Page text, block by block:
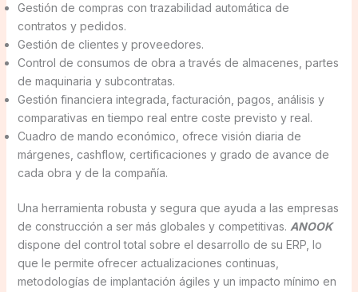
Gestión de compras con trazabilidad automática de
contratos y pedidos.
Gestión de clientes y proveedores.
Control de consumos de obra a través de almacenes, partes
de maquinaria y subcontratas.
Gestión financiera integrada, facturación, pagos, análisis y
comparativas en tiempo real entre coste previsto y real.
Cuadro de mando económico, ofrece visión diaria de
márgenes, cashflow, certificaciones y grado de avance de
cada obra y de la compañía.
Una herramienta robusta y segura que ayuda a las empresas
de construcción a ser más globales y competitivas. ANOOK
dispone del control total sobre el desarrollo de su ERP, lo
que le permite ofrecer actualizaciones continuas,
metodologías de implantación ágiles y un impacto mínimo en